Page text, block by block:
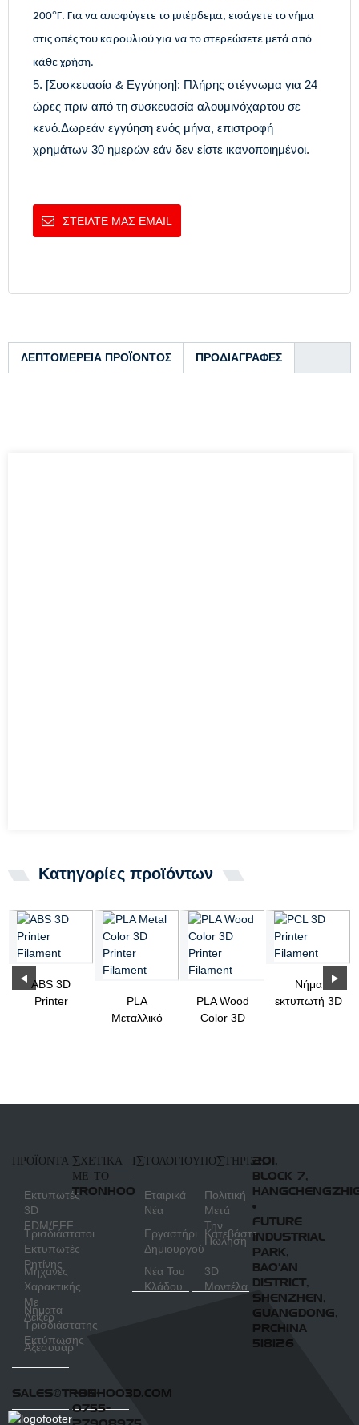
200°Γ. Για να αποφύγετε το μπέρδεμα, εισάγετε το νήμα
στις οπές του καρουλιού για να το στερεώσετε μετά από
κάθε χρήση.
5. [Συσκευασία & Εγγύηση]: Πλήρης στέγνωμα για 24
ώρες πριν από τη συσκευασία αλουμινόχαρτου σε
κενό.Δωρεάν εγγύηση ενός μήνα, επιστροφή
χρημάτων 30 ημερών εάν δεν είστε ικανοποιημένοι.
ΣΤΕΊΛΤΕ ΜΑΣ EMAIL
ΛΕΠΤΟΜΈΡΕΙΑ ΠΡΟΪΌΝΤΟΣ ΠΡΟΔΙΑΓΡΑΦΕΣ
Κατηγορίες προϊόντων
ABS 3D
Printer
PLA
Μεταλλικό
PLA Wood
Color 3D
Νήμα
εκτυπωτή 3D
ΠΡΟΪΌΝΤΑ
Εκτυπωτές
3D
FDM/FFF
Τρισδιάστατοι
Εκτυπωτές
Ρητίνης
Μηχανές
Χαρακτικής
Με
Λέιζερ
Νήματα
Τρισδιάστατης
Εκτύπωσης
Αξεσουάρ
ΣΧΕΤΙΚΆ
ΜΕ ΤΟ
TRONHOO
ΙΣΤΟΛΌΓΙΟ
Εταιρικά
Νέα
Εργαστήρι
Δημιουργού
Νέα Του
Κλάδου
ΥΠΟΣΤΉΡΙΞΗ
Πολιτική
Μετά
Την
Πώληση
Κατεβάστε
3D
Μοντέλα
201,
BLOCK 7,
•
FUTURE
INDUSTRIAL
PARK,
BAO'AN
DISTRICT,
SHENZHEN,
GUANGDONG,
PRCHINA
518126
SALES@TRONHOO3D.COM
+86-
0755-